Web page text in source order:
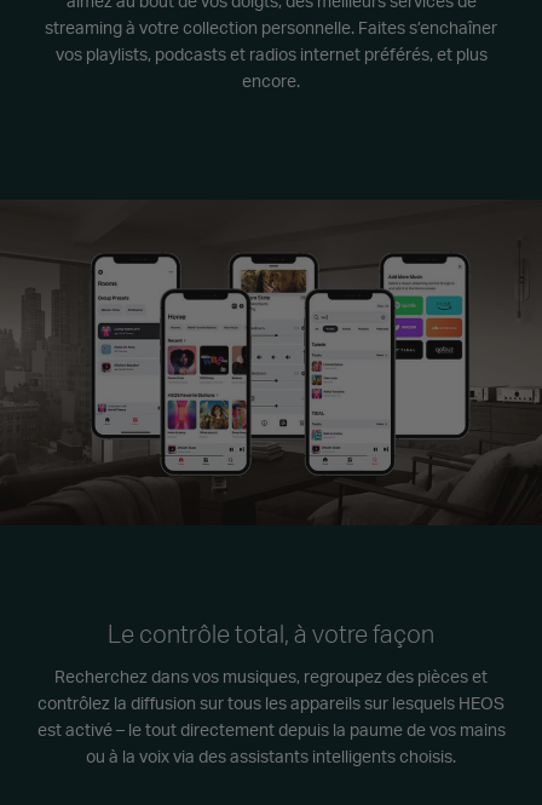
streaming à votre collection personnelle. Faites s’enchaîner
vos playlists, podcasts et radios internet préférés, et plus
encore.
Le contrôle total, à votre façon
Recherchez dans vos musiques, regroupez des pièces et
contrôlez la diffusion sur tous les appareils sur lesquels HEOS
est activé – le tout directement depuis la paume de vos mains
ou à la voix via des assistants intelligents choisis.